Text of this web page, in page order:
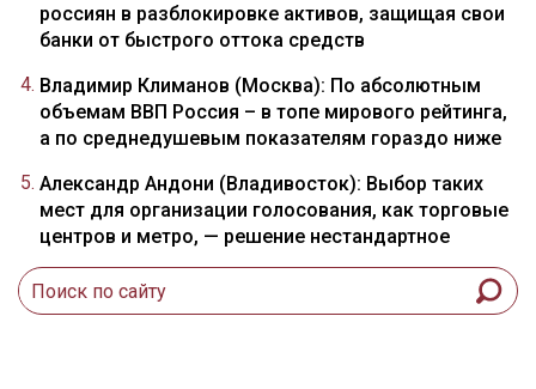
россиян в разблокировке активов, защищая свои
банки от быстрого оттока средств
Владимир Климанов (Москва): По абсолютным
объемам ВВП Россия – в топе мирового рейтинга,
а по среднедушевым показателям гораздо ниже
Александр Андони (Владивосток): Выбор таких
мест для организации голосования, как торговые
центров и метро, — решение нестандартное